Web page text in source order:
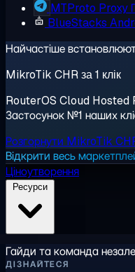
MTProto Proxy
BlueStacks
Найчастіше
MikroTik CHR за 1 клік
RouterOS Cloud Hosted
Застосунок №1 наших
Розгорнути MikroTik
Відкрити весь
Ціноутворення
Гайди та команда
ДІЗНАЙТЕСЯ